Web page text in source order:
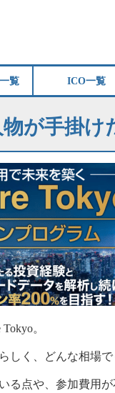
覧 ICO一覧
が手掛け
。
く、どんな相場で
点や、参加費用